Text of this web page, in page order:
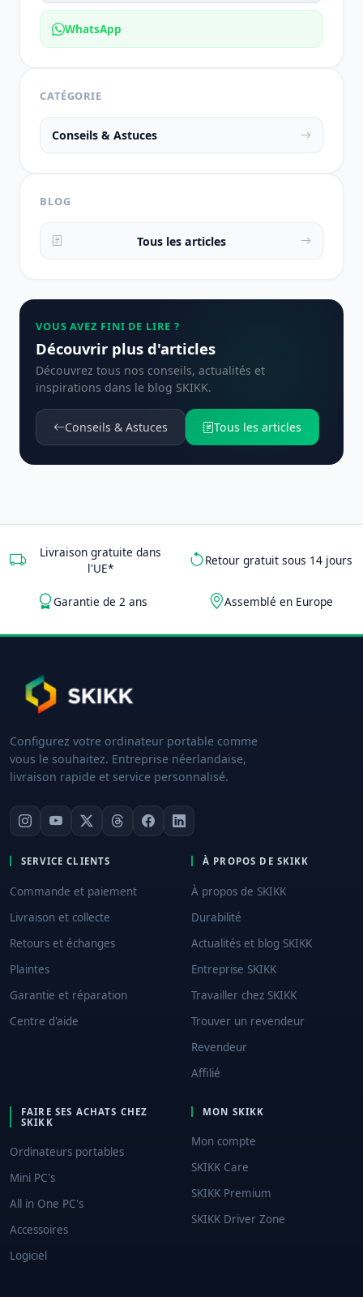
WhatsApp
CATÉGORIE
Conseils & Astuces
BLOG
Tous les articles
VOUS AVEZ FINI DE LIRE ?
Découvrir plus d'articles
Découvrez tous nos conseils, actualités et
inspirations dans le blog SKIKK.
Conseils & Astuces Tous les articles
Livraison gratuite dans
l'UE*
Retour gratuit sous 14 jours
Garantie de 2 ans Assemblé en Europe
Configurez votre ordinateur portable comme
vous le souhaitez. Entreprise néerlandaise,
livraison rapide et service personnalisé.
SERVICE CLIENTS
Commande et paiement
Livraison et collecte
Retours et échanges
Plaintes
Garantie et réparation
Centre d'aide
À PROPOS DE SKIKK
À propos de SKIKK
Durabilité
Actualités et blog SKIKK
Entreprise SKIKK
Travailler chez SKIKK
Trouver un revendeur
Revendeur
Affilié
FAIRE SES ACHATS CHEZ
SKIKK
Ordinateurs portables
Mini PC's
All in One PC's
Accessoires
Logiciel
MON SKIKK
Mon compte
SKIKK Care
SKIKK Premium
SKIKK Driver Zone